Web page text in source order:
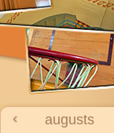
augusts